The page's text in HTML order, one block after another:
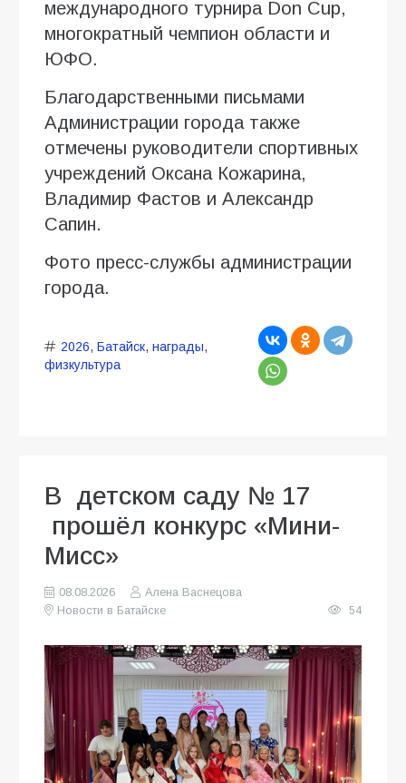
международного турнира Don Cup,
многократный чемпион области и
ЮФО.
Благодарственными письмами
Администрации города также
отмечены руководители спортивных
учреждений Оксана Кожарина,
Владимир Фастов и Александр
Сапин.
Фото пресс-службы администрации
города.
2026, Батайск, награды,
физкультура
В детском саду № 17
прошёл конкурс «Мини-
Мисс»
08.08.2026
Алена Васнецова
Новости в Батайске
54